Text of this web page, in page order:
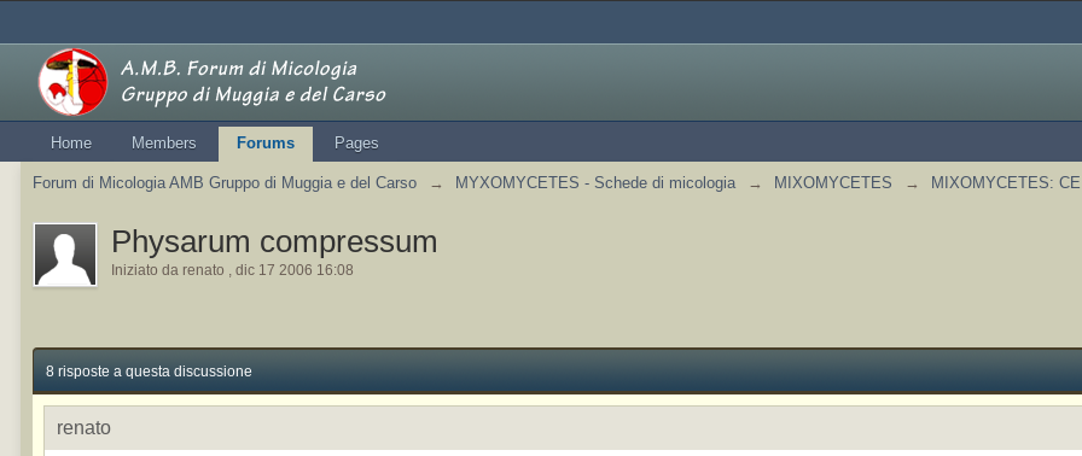
Home Members Forums Pages
Forum di Micologia AMB Gruppo di Muggia e del Carso → MYXOMYCETES - Schede di micologia → MIXOMYCETES → MIXOMYCETES:
Physarum compressum
Iniziato da renato , dic 17 2006 16:08
8 risposte a questa discussione
renato